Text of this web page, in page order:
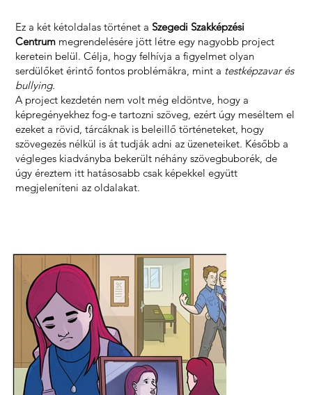
Ez a két kétoldalas történet aSzegedi Szakképzési
Centrum megrendelésére jött létre egy nagyobb project
keretein belül. Célja, hogy felhívja a figyelmet olyan
serdülőket érintő fontos problémákra, mint a testképzavar és
bullying.
A project kezdetén nem volt még eldöntve, hogy a
képregényekhez fog-e tartozni szöveg, ezért úgy meséltem el
ezeket a rövid, tárcáknak is beleillő történeteket, hogy
szövegezés nélkül is át tudják adni az üzeneteiket. Később a
végleges kiadványba bekerült néhány szövegbuborék, de
úgy éreztem itt hatásosabb csak képekkel együtt
megjeleníteni az oldalakat.